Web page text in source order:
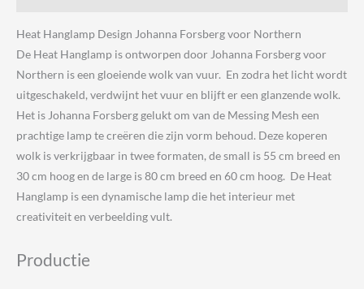
Heat Hanglamp Design Johanna Forsberg voor Northern
De Heat Hanglamp is ontworpen door Johanna Forsberg voor
Northern is een gloeiende wolk van vuur. En zodra het licht wordt
uitgeschakeld, verdwijnt het vuur en blijft er een glanzende wolk.
Het is Johanna Forsberg gelukt om van de Messing Mesh een
prachtige lamp te creëren die zijn vorm behoud. Deze koperen
wolk is verkrijgbaar in twee formaten, de small is 55 cm breed en
30 cm hoog en de large is 80 cm breed en 60 cm hoog. De Heat
Hanglamp is een dynamische lamp die het interieur met
creativiteit en verbeelding vult.
Productie